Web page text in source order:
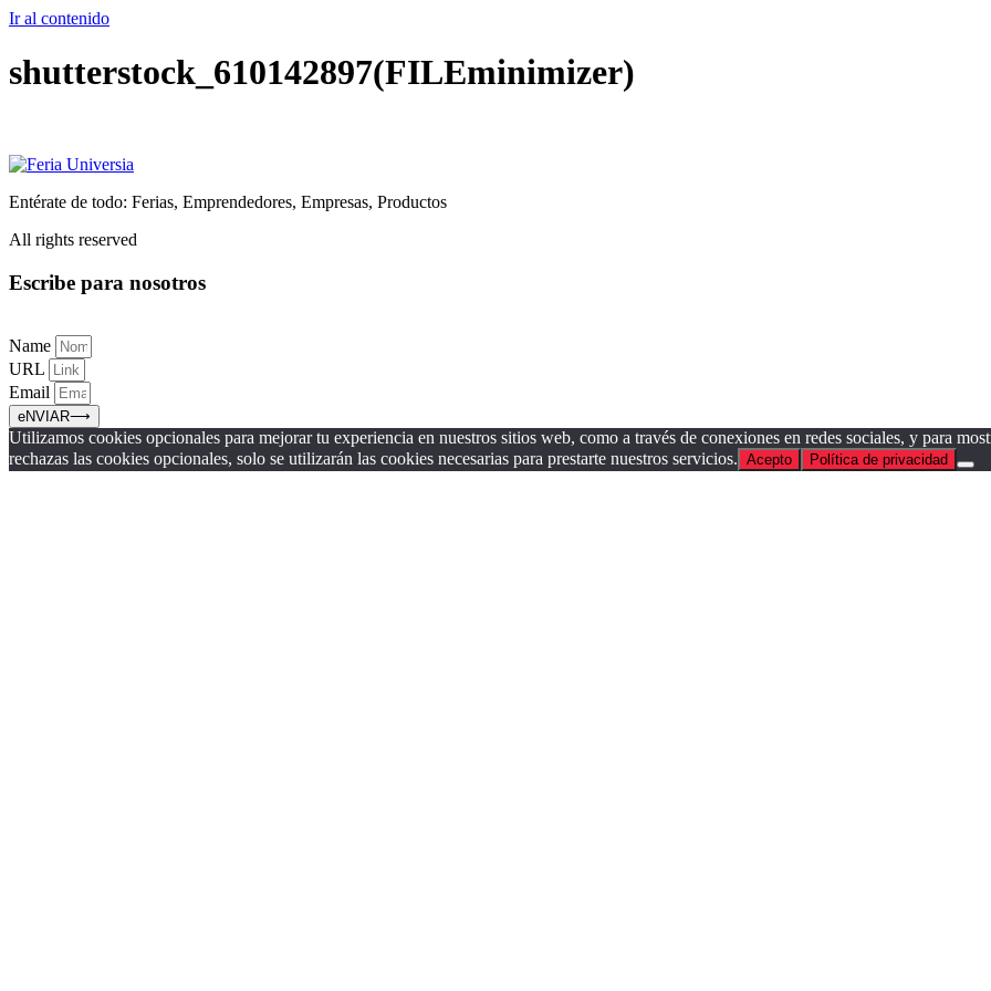
Ir al contenido
shutterstock_610142897(FILEminimizer)
Entérate de todo: Ferias, Emprendedores, Empresas, Productos
All rights reserved
Escribe para nosotros
Name
URL
Email
eNVIAR⟶
Utilizamos cookies opcionales para mejorar tu experiencia en nuestros sitios web, como a través de conexiones en redes sociales, y para
rechazas las cookies opcionales, solo se utilizarán las cookies necesarias para prestarte nuestros servicios. Acepto Política de privacidad